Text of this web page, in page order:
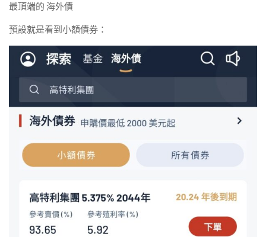
最頂端的 海外債
預設就是看到小額債券：